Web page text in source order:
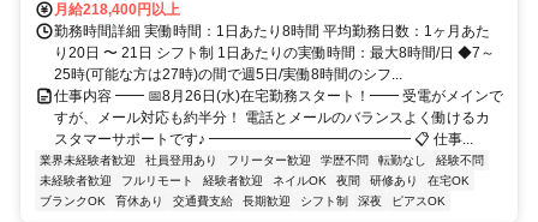
月給218,400円以上
勤務時間詳細 実働時間：1日あたり8時間 平均勤務日数：1ヶ月あた
り20日 〜 21日 シフト制 1日あたりの実働時間：最大8時間/日 ◆7～
25時(可能な方は27時)の間で週5日/実働8時間のシフ...
仕事内容 ━━ 📅8月26日(水)在宅勤務スタート！━━ 受電がメインで
すが、メール対応も約半分！ 電話とメールのバランスよく働けるカ
スタマーサポートです♪ ━━━━━━━━━━━━━━ 📋 仕事...
業界未経験者歓迎 社員登用あり フリーター歓迎 学歴不問 転勤なし
経験不問
未経験者歓迎
フルリモート 経験者歓迎 ネイルOK 夜間 研修あり
在宅OK
ブランクOK
育休あり 交通費支給 長期歓迎 シフト制 深夜 ピアスOK